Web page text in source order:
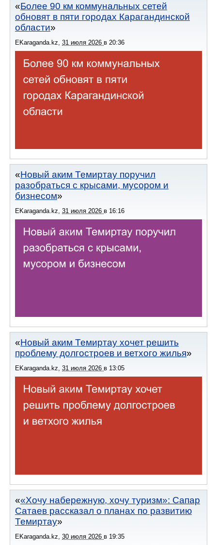
Более 90 км коммунальных сетей
обновят в пяти городах Карагандинской
области
EKaraganda.kz 31 июля 2026 в 20:36
Новый аким Темиртау поручил
разобраться с крысами, мусором и
бизнесом
EKaraganda.kz 31 июля 2026 в 16:16
Новый аким Темиртау хочет решить
проблему долгостроев и ветхого жилья
EKaraganda.kz, 31 июля 2026 в 13:05
«Хочу набережную, хочу туризм»: Сапар
Сатаев рассказал о планах по развитию
Темиртау
EKaraganda.kz, 30 июля 2026 в 19:35